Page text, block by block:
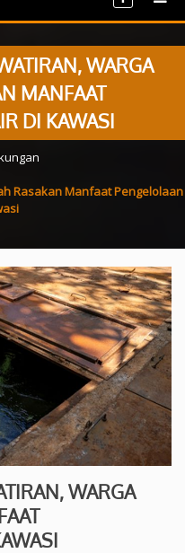
WARGA
MANFAAT
DI KAWASI
Rasakan Manfaat Pengelolaan
WARGA